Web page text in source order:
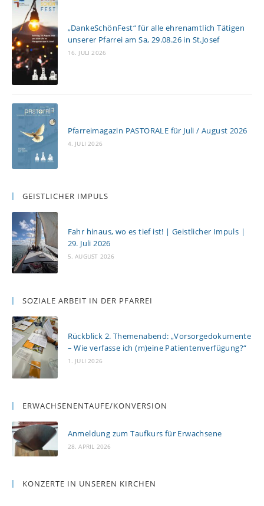
„DankeSchönFest“ für alle ehrenamtlich Tätigen
unserer Pfarrei am Sa, 29.08.26 in St.Josef
16. JULI 2026
Pfarreimagazin PASTORALE für Juli / August 2026
4. JULI 2026
GEISTLICHER IMPULS
Fahr hinaus, wo es tief ist! | Geistlicher Impuls |
29. Juli 2026
5. AUGUST 2026
SOZIALE ARBEIT IN DER PFARREI
Rückblick 2. Themenabend: „Vorsorgedokumente
– Wie verfasse ich (m)eine Patientenverfügung?“
1. JULI 2026
ERWACHSENENTAUFE/KONVERSION
Anmeldung zum Taufkurs für Erwachsene
28. APRIL 2026
KONZERTE IN UNSEREN KIRCHEN